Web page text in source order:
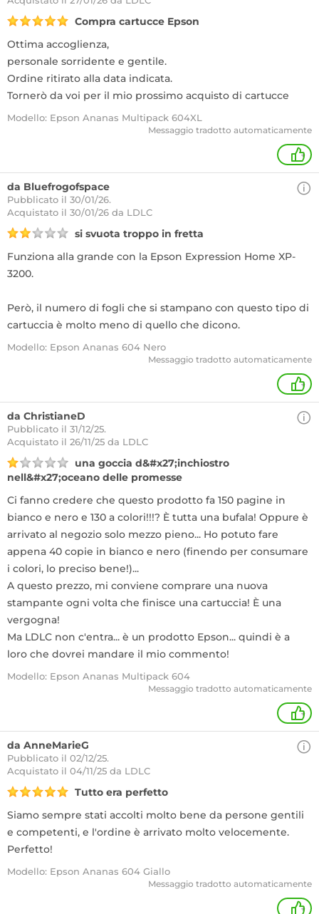
Compra cartucce Epson
Ottima accoglienza,
personale sorridente e gentile.
Ordine ritirato alla data indicata.
Tornerò da voi per il mio prossimo acquisto di cartucce
Modello: Epson Ananas Multipack 604XL
Messaggio tradotto automaticamente
+
da Bluefrogofspace
Pubblicato il 30/01/26.
Acquistato il 30/01/26 da LDLC
si svuota troppo in fretta
Funziona alla grande con la Epson Expression Home XP-
3200.
Però, il numero di fogli che si stampano con questo tipo di
cartuccia è molto meno di quello che dicono.
Modello: Epson Ananas 604 Nero
Messaggio tradotto automaticamente
+
da ChristianeD
Pubblicato il 31/12/25.
Acquistato il 26/11/25 da LDLC
una goccia d&#x27;inchiostro
nell&#x27;oceano delle promesse
Ci fanno credere che questo prodotto fa 150 pagine in
bianco e nero e 130 a colori!!!? È tutta una bufala! Oppure è
arrivato al negozio solo mezzo pieno... Ho potuto fare
appena 40 copie in bianco e nero (finendo per consumare
i colori, lo preciso bene!)...
A questo prezzo, mi conviene comprare una nuova
stampante ogni volta che finisce una cartuccia! È una
vergogna!
Ma LDLC non c'entra... è un prodotto Epson... quindi è a
loro che dovrei mandare il mio commento!
Modello: Epson Ananas Multipack 604
Messaggio tradotto automaticamente
+
da AnneMarieG
Pubblicato il 02/12/25.
Acquistato il 04/11/25 da LDLC
Tutto era perfetto
Siamo sempre stati accolti molto bene da persone gentili
e competenti, e l'ordine è arrivato molto velocemente.
Perfetto!
Modello: Epson Ananas 604 Giallo
Messaggio tradotto automaticamente
+